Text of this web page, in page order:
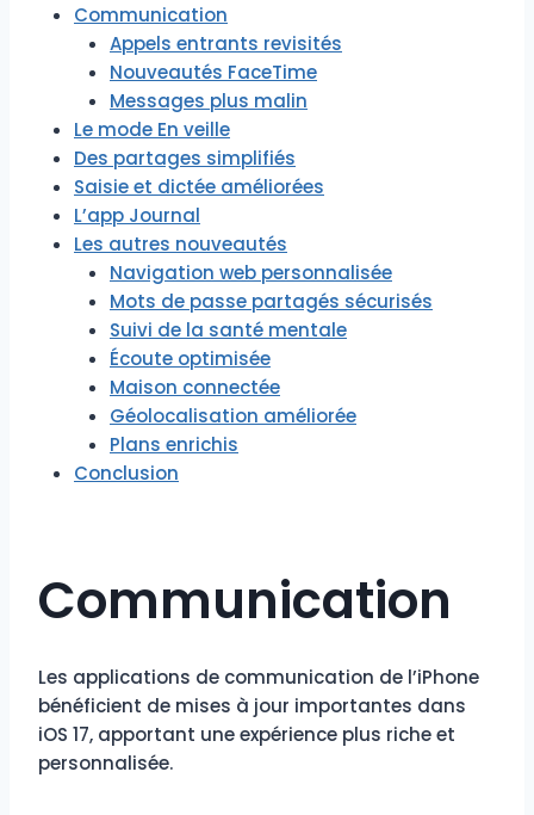
Communication
Appels entrants revisités
Nouveautés FaceTime
Messages plus malin
Le mode En veille
Des partages simplifiés
Saisie et dictée améliorées
L’app Journal
Les autres nouveautés
Navigation web personnalisée
Mots de passe partagés sécurisés
Suivi de la santé mentale
Écoute optimisée
Maison connectée
Géolocalisation améliorée
Plans enrichis
Conclusion
Communication
Les applications de communication de l’iPhone
bénéficient de mises à jour importantes dans
iOS 17, apportant une expérience plus riche et
personnalisée.